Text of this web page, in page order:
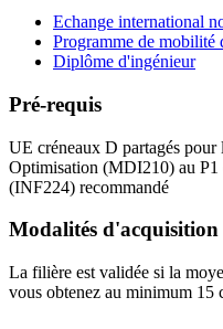
Echange international
Programme de mobilité
Diplôme d'ingénieur
Pré-requis
UE créneaux D partagés
Optimisation (MDI210) au P1
(INF224) recommandé
Modalités d'acquisition
La filière est validée si la
vous obtenez au minimum 15